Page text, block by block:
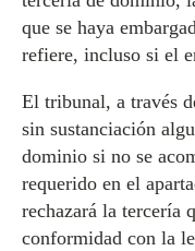
que se haya
refiere, incluso si el
El tribunal, a través
sin sustanciación
dominio si no se
requerido en el
rechazará la tercería
conformidad con la